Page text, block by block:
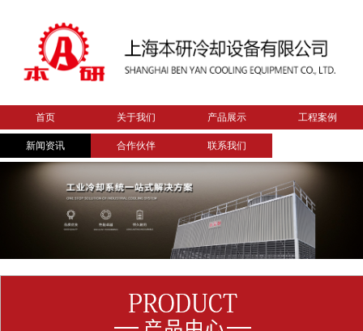
首页 关于我们 产品展示 工程案例
新闻资讯 合作伙伴 联系我们